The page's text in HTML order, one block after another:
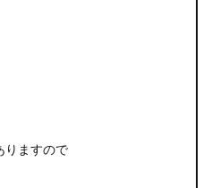
りますので